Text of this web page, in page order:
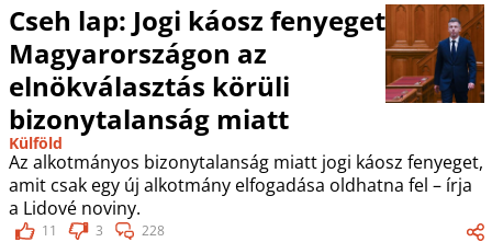
Cseh lap: Jogi káosz fenyeget
Magyarországon az
elnökválasztás körüli
bizonytalanság miatt
Külföld
Az alkotmányos bizonytalanság miatt jogi káosz fenyeget,
amit csak egy új alkotmány elfogadása oldhatna fel – írja
a Lidové noviny.
11 3 228